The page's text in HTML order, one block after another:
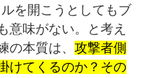
を開こうとしてもブ
意味がない。と考え
の本質は、 攻撃者側
けてくるのか？その